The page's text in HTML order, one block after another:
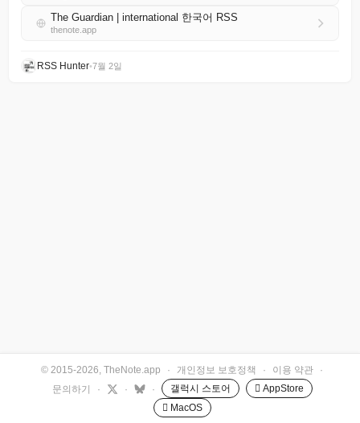
The Guardian | international 한국어 RSS
thenote.app
RSS Hunter•7월 2일
© 2015-2026, TheNote.app · 개인정보 보호정책 · 이용 약관
·
문의하기
· · · 갤럭시 스토어
 AppStore
 MacOS